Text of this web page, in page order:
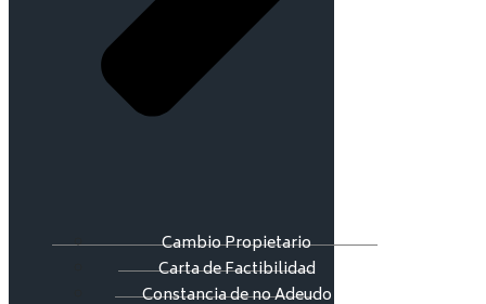
Cambio Propietario
Carta de Factibilidad
Constancia de no Adeudo